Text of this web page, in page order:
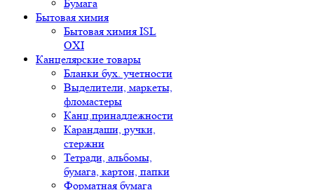
Бумага
Бытовая химия
Бытовая химия ISL
OXI
Канцелярские товары
Бланки бух. учетности
Выделители, маркеты,
фломастеры
Канц.принадлежности
Карандаши, ручки,
стержни
Тетради, альбомы,
бумага, картон, папки
Форматная бумага